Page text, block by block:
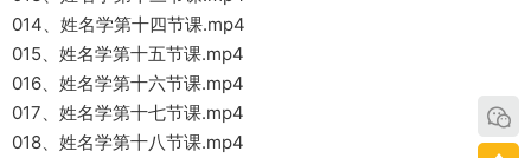
014、姓名学第十四节课.mp4
015、姓名学第十五节课.mp4
016、姓名学第十六节课.mp4
017、姓名学第十七节课.mp4
018、姓名学第十八节课.mp4